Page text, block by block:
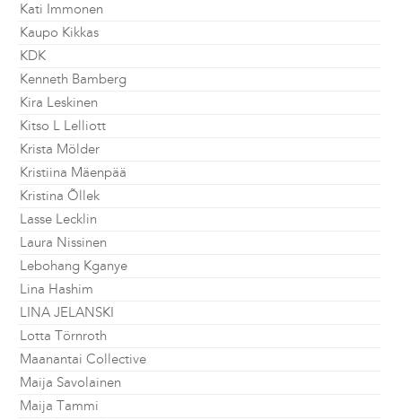
Kati Immonen
Kaupo Kikkas
KDK
Kenneth Bamberg
Kira Leskinen
Kitso L Lelliott
Krista Mölder
Kristiina Mäenpää
Kristina Õllek
Lasse Lecklin
Laura Nissinen
Lebohang Kganye
Lina Hashim
LINA JELANSKI
Lotta Törnroth
Maanantai Collective
Maija Savolainen
Maija Tammi